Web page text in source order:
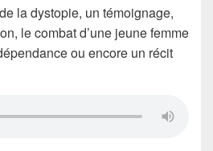
la dystopie, un témoignage,
le combat d’une jeune femme
ou encore un récit